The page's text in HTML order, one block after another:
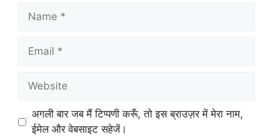
Name
Email
Website
अगली बार जब मैं टिप्पणी करूँ, तो इस ब्राउज़र में मेरा नाम,
ईमेल और वेबसाइट सहेजें।